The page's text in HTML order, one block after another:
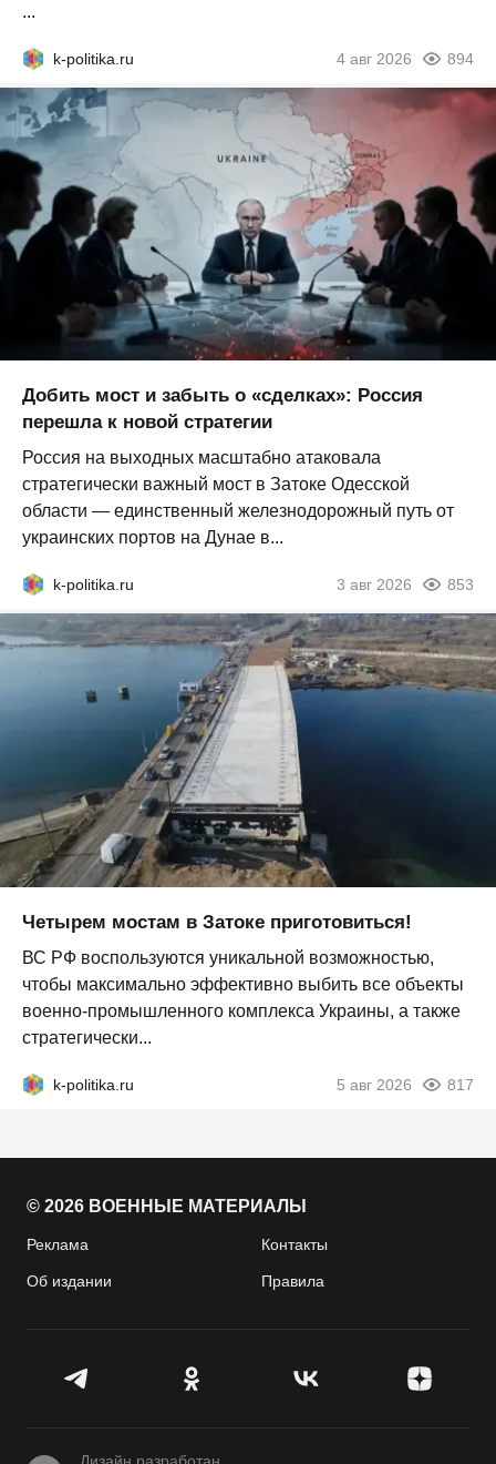
...
k-politika.ru 4 авг 2026 894
Добить мост и забыть о «сделках»: Россия
перешла к новой стратегии
Россия на выходных масштабно атаковала
стратегически важный мост в Затоке Одесской
области — единственный железнодорожный путь от
украинских портов на Дунае в...
k-politika.ru 3 авг 2026 853
Четырем мостам в Затоке приготовиться!
ВС РФ воспользуются уникальной возможностью,
чтобы максимально эффективно выбить все объекты
военно-промышленного комплекса Украины, а также
стратегически...
k-politika.ru 5 авг 2026 817
© 2026 ВОЕННЫЕ МАТЕРИАЛЫ
Реклама Контакты
Об издании Правила